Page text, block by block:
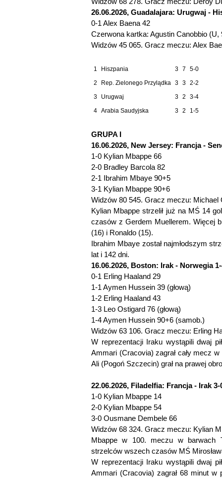
26.06.2026, Guadalajara: Urugwaj -
0-1 Alex Baena 42
Czerwona kartka: Agustin Canobbio (U,
Widzów 45 065. Gracz meczu: Alex
1 Hiszpania 3 7
5-0
2
Rep. Zielonego Przylądka 3 3 2-2
3
Urugwaj 3 2
3-4
4 Arabia Saudyjska 3 2 1-5
GRUPA I
16.06.2026, New Jersey: Francja -
1-0 Kylian Mbappe 66
2-0 Bradley Barcola 82
2-1 Ibrahim Mbaye 90+5
3-1 Kylian Mbappe 90+6
Widzów 80 545. Gracz meczu: Michael
Kylian Mbappe strzelił już na MŚ 14
czasów z Gerdem Muellerem. Więcej
(16) i Ronaldo (15).
Ibrahim Mbaye został najmłodszym
lat i 142 dni.
16.06.2026, Boston: Irak - Norwegia
0-1 Erling Haaland 29
1-1 Aymen Hussein 39 (głową)
1-2 Erling Haaland 43
1-3 Leo Ostigard 76 (głową)
1-4 Aymen Hussein 90+6 (samob.)
Widzów 63 106. Gracz meczu: Erling
W reprezentacji Iraku wystąpili dwaj
Ammari (Cracovia) zagrał cały mecz
Ali (Pogoń Szczecin) grał na prawej
22.06.2026, Filadelfia: Francja - Irak 3-
1-0 Kylian Mbappe 14
2-0 Kylian Mbappe 54
3-0 Ousmane Dembele 66
Widzów 68 324. Gracz meczu: Kylian
Mbappe w 100. meczu w barwach
strzelców wszech czasów MŚ
W reprezentacji Iraku wystąpili dwaj
Ammari (Cracovia) zagrał 68 minut w